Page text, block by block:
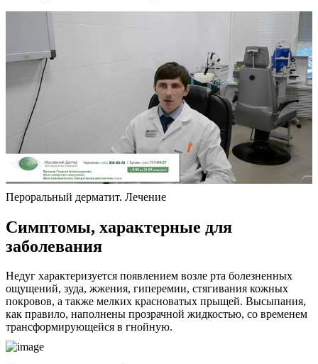
Пероральный дерматит. Лечение
Симптомы, характерные для
заболевания
Недуг характеризуется появлением возле рта болезненных
ощущений, зуда, жжения, гиперемии, стягивания кожных
покровов, а также мелких красноватых прыщей. Высыпания,
как правило, наполнены прозрачной жидкостью, со временем
трансформирующейся в гнойную.